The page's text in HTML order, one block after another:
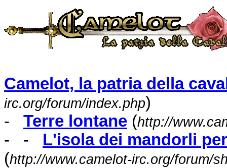
Camelot, la patria della
irc.org/forum/index.php)
- Terre lontane (http://
- - L'isola dei mandorli
(http://www.camelot-irc.org/forum/